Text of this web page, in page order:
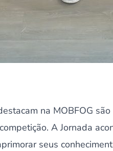
na MOBFOG
A Jornada
seus